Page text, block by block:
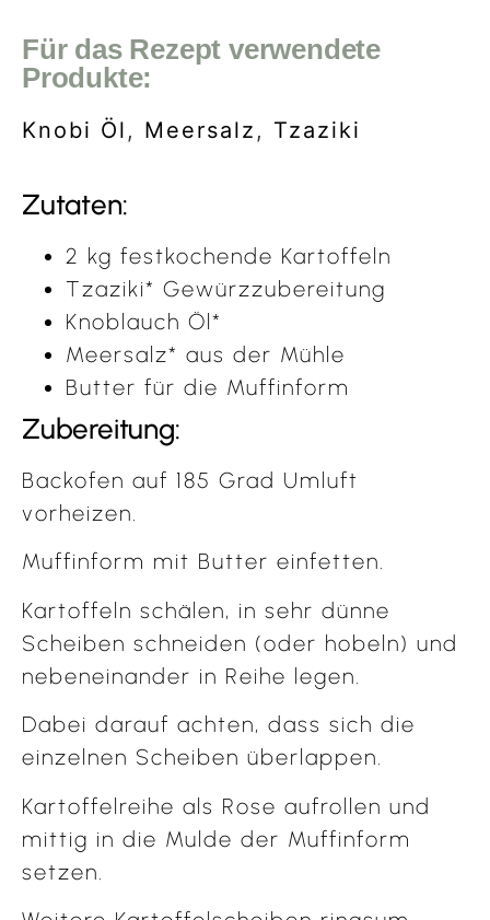
Für das Rezept verwendete
Produkte:
Knobi Öl , Meersalz , Tzaziki
Zutaten:
2 kg festkochende Kartoffeln
Tzaziki* Gewürzzubereitung
Knoblauch Öl*
Meersalz* aus der Mühle
Butter für die Muffinform
Zubereitung:
Backofen auf 185 Grad Umluft
vorheizen.
Muffinform mit Butter einfetten.
Kartoffeln schälen, in sehr dünne
Scheiben schneiden (oder hobeln) und
nebeneinander in Reihe legen.
Dabei darauf achten, dass sich die
einzelnen Scheiben überlappen.
Kartoffelreihe als Rose aufrollen und
mittig in die Mulde der Muffinform
setzen.